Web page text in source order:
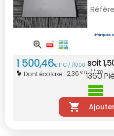
1 500,46€TTC / /1000 soit1,
Dont écotaxe : 2,36 € HT / /1000
1360